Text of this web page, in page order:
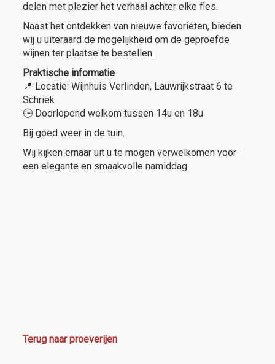
delen met plezier het verhaal achter elke fles.
Naast het ontdekken van nieuwe favorieten, bieden
wij u uiteraard de mogelijkheid om de geproefde
wijnen ter plaatse te bestellen.
Praktische informatie
📍 Locatie:Wijnhuis Verlinden, Lauwrijkstraat 6 te
Schriek
🕒 Doorlopend welkom tussen 14u en 18u
Bij goed weer in de tuin.
Wij kijken ernaar uit u te mogen verwelkomen voor
een elegante en smaakvolle namiddag.
Terug naar proeverijen